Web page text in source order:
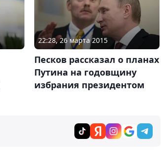
22:28, 26 марта 2015
Песков рассказал о планах
Путина на годовщину
избрания президентом